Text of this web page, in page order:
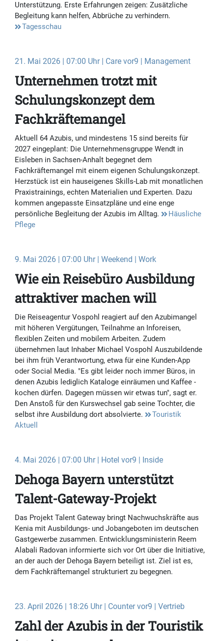
Unterstützung. Erste Erfahrungen zeigen: Zusätzliche
Begleitung kann helfen, Abbrüche zu verhindern.
Tagesschau
21. Mai 2026 | 07:00 Uhr | Care vor9 | Management
Unternehmen trotzt mit
Schulungskonzept dem
Fachkräftemangel
Aktuell 64 Azubis, und mindestens 15 sind bereits für
2027 eingeplant: Die Unternehmensgruppe Wendt in
Eisleben in Sachsen-Anhalt begegnet dem
Fachkräftemangel mit einem eigenen Schulungskonzept.
Herzstück ist ein hauseigenes Skills-Lab mit monatlichen
Praxistrainings, echten Materialien und Experten. Dazu
kommen angepasste Einsatzpläne und eine enge
persönliche Begleitung der Azubis im Alltag.
Häusliche
Pflege
9. Mai 2026 | 07:00 Uhr | Weekend | Work
Wie ein Reisebüro Ausbildung
attraktiver machen will
Die Reiseagentur Vospohl reagiert auf den Azubimangel
mit höheren Vergütungen, Teilnahme an Inforeisen,
flexiblen Zeiten und mobilem Arbeiten. Zudem
übernehmen laut Inhaber Michael Vospohl Auszubildende
bei ihm früh Verantwortung, etwa für eine Kunden-App
oder Social Media. "Es gibt leider noch immer Büros, in
denen Azubis ­lediglich Kataloge einräumen und Kaffee ­
kochen dürfen. Dagegen müssen wir etwas tun", sagt er.
Den Anstoß für den Kurswechsel gab seine Tochter, die
selbst ihre Ausbildung dort absolvierte.
Touristik
Aktuell
4. Mai 2026 | 07:00 Uhr | Hotel vor9 | Inside
Dehoga Bayern unterstützt
Talent-Gateway-Projekt
Das Projekt Talent Gateway bringt Nachwuchskräfte aus
Kenia mit Ausbildungs- und Jobangeboten im deutschen
Gastgewerbe zusammen. Entwicklungsministerin Reem
Alabali Radovan informierte sich vor Ort über die Initiative,
an der auch der Dehoga Bayern beteiligt ist. Ziel ist es,
dem Fachkräftemangel strukturiert zu begegnen.
23. April 2026 | 18:26 Uhr | Counter vor9 | Vertrieb
Zahl der Azubis in der Touristik